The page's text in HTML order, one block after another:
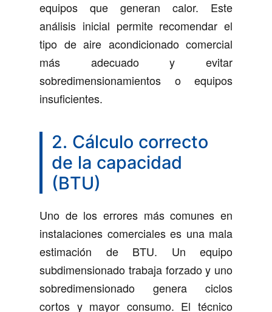
equipos que generan calor. Este
análisis inicial permite recomendar el
tipo de aire acondicionado comercial
más adecuado y evitar
sobredimensionamientos o equipos
insuficientes.
2. Cálculo correcto
de la capacidad
(BTU)
Uno de los errores más comunes en
instalaciones comerciales es una mala
estimación de BTU. Un equipo
subdimensionado trabaja forzado y uno
sobredimensionado genera ciclos
cortos y mayor consumo. El técnico